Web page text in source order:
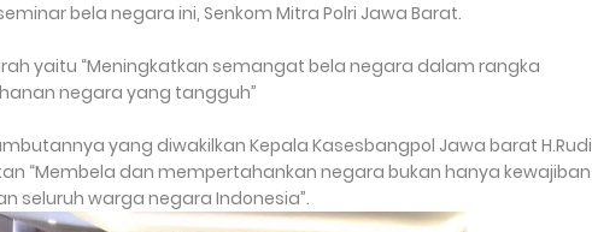
bela negara ini, Senkom Mitra Polri Jawa Barat.
yaitu “Meningkatkan semangat bela negara dalam rangka
negara yang tangguh”
yang diwakilkan Kepala Kasesbangpol Jawa barat H.Rudi
“Membela dan mempertahankan negara bukan hanya kewajiban
seluruh warga negara Indonesia”.